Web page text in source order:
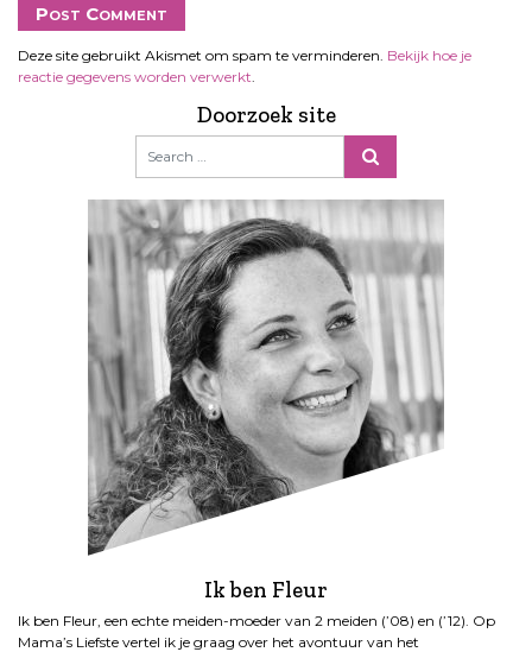
Deze site gebruikt Akismet om spam te verminderen. Bekijk hoe je
reactie gegevens worden verwerkt
Doorzoek site
Ik ben Fleur
Ik ben Fleur, een echte meiden-moeder van 2 meiden (’08) en (’12). Op
Mama’s Liefste vertel ik je graag over het avontuur van het